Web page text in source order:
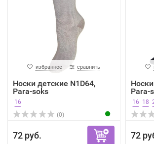
избранное сравнить
Носки детские N1D64,
Para-soks
16
(0)
72 руб.
Para-
16 18
72